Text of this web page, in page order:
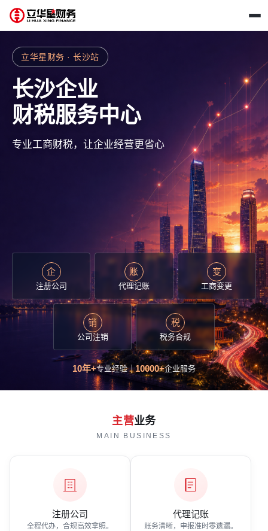
立华星财务 · 长沙站
长沙企业
财税服务中心
专业工商财税，让企业经营更省心
企
注册公司
账
代理记账
变
工商变更
销
公司注销
税
税务合规
10年+专业经验 10000+企业服务
主营业务
MAIN BUSINESS
注册公司
全程代办，合规高效拿照。
代理记账
账务清晰，申报准时零遗漏。